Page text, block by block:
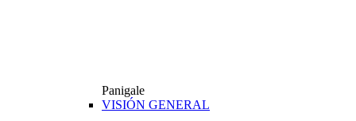
Panigale
VISIÓN GENERAL